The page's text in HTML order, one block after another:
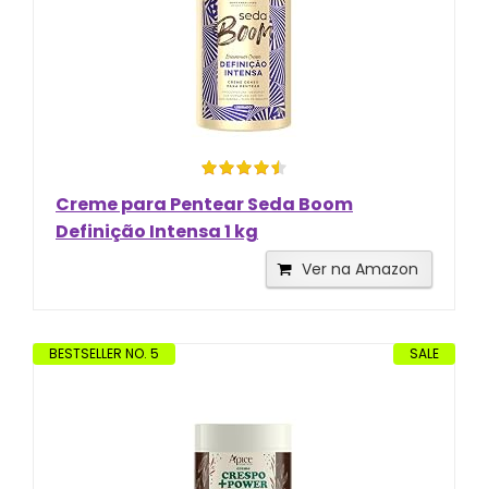
Creme para Pentear Seda Boom
Definição Intensa 1 kg
Ver na Amazon
SALE
BESTSELLER NO. 5